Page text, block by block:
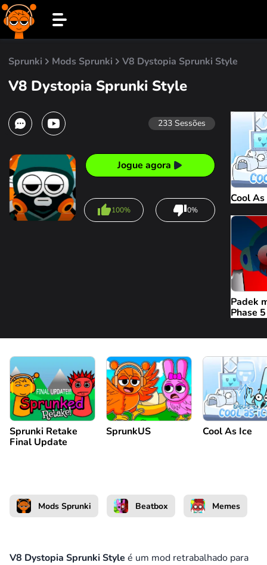
Sprunki Mods Sprunki V8 Dystopia Sprunki Style
V8 Dystopia Sprunki Style
233 Sessões
Jogue agora
100% 0%
Cool As
Padek
Phase 5
Sprunki Retake
Final Update
SprunkUS Cool As Ice
Mods Sprunki Beatbox Memes
V8 Dystopia Sprunki Style é um mod retrabalhado para